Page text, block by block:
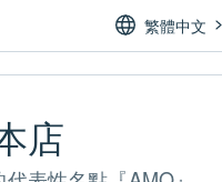
繁體中文
店